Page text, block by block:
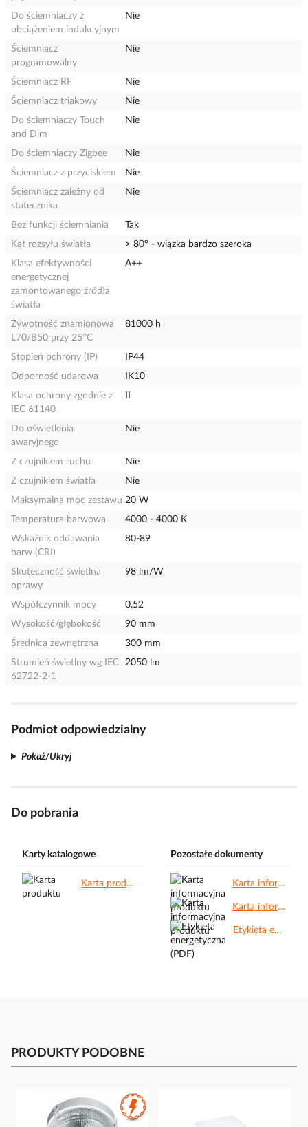
Do ściemniaczy z
obciążeniem indukcyjnym
Nie
Ściemniacz
programowalny
Nie
Ściemniacz RF
Nie
Ściemniacz triakowy
Nie
Do ściemniaczy Touch
and Dim
Nie
Do ściemniaczy Zigbee
Nie
Ściemniacz z przyciskiem
Nie
Ściemniacz zależny od
statecznika
Nie
Bez funkcji ściemniania
Tak
Kąt rozsyłu światła
> 80° - wiązka bardzo szeroka
Klasa efektywności
energetycznej
zamontowanego źródła
światła
A++
Żywotność znamionowa
L70/B50 przy 25°C
81000 h
Stopień ochrony (IP)
IP44
Odporność udarowa
IK10
Klasa ochrony zgodnie z
IEC 61140
Do oświetlenia
awaryjnego
Nie
Z czujnikiem ruchu
Nie
Z czujnikiem światła
Nie
Maksymalna moc zestawu 20 W
Temperatura barwowa
4000 - 4000 K
Wskaźnik oddawania
barw (CRI)
80-89
Skuteczność świetlna
oprawy
98 lm/W
Współczynnik mocy
0.52
Wysokość/głębokość
90 mm
Średnica zewnętrzna
300 mm
Strumień świetlny wg IEC
62722-2-1
2050 lm
Podmiot odpowiedzialny
Pokaż/Ukryj
Do pobrania
Karty katalogowe
Karta produktu.pdf
Pozostałe dokumenty
Karta informacyjna produktu.pdf
Karta informacyjna produktu.pdf
Etykieta energetyczna (PDF).pdf
PRODUKTY PODOBNE